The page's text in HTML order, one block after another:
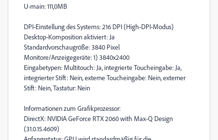
U-main: 111,0MB
DPI-Einstellung des Systems: 216 DPI (High-DPI-Modus)
Desktop-Komposition aktiviert: Ja
Standardvorschaugröße: 3840 Pixel
Monitore/Anzeigegeräte: 1) 3840x2400
Eingabetypen: Multitouch: Ja, integrierte Toucheingabe: Ja,
integrierter Stift: Nein, externe Toucheingabe: Nein, externer
Stift: Nein, Tastatur: Nein
Informationen zum Grafikprozessor:
DirectX: NVIDIA GeForce RTX 2060 with Max-Q Design
(31.0.15.4609)